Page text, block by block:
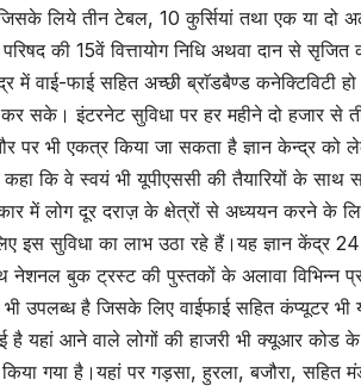
लिये तीन टेबल, 10 कुर्सियां तथा एक या दो
की 15वें वित्तायोग निधि अथवा दान से
वाई-फाई सहित अच्छी ब्राॅडबैण्ड कनेक्टिविटी हो
कर सके। इंटरनेट सुविधा पर हर महीने दो हजार
भी एकत्र किया जा सकता है ज्ञान केन्द्र को
कि वे स्वयं भी यूपीएससी की तैयारियों के
में लोग दूर दराज़ के क्षेत्रों से अध्ययन करने के
इस सुविधा का लाभ उठा रहे हैं।यह ज्ञान केंद्र
नेशनल बुक ट्रस्ट की पुस्तकों के अलावा विभिन्न
उपलब्ध है जिसके लिए वाईफाई सहित कंप्यूटर
यहां आने वाले लोगों की हाजरी भी क्यूआर कोड
गया है।यहां पर गड़सा, हुरला, बजौरा, सहित